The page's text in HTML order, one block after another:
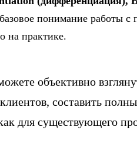
понимание работы с
на практике.
объективно
составить
для существующего